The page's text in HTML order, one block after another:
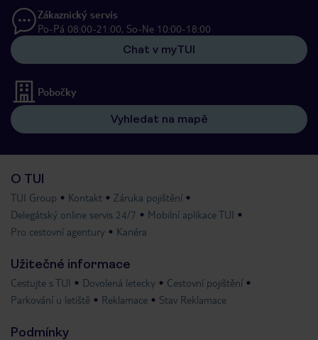
Zákaznický servis
Po-Pá 08:00-21:00, So-Ne 10:00-18:00
Chat v myTUI
Pobočky
Vyhledat na mapě
O TUI
TUI Group Kontakt
Záruka pojištění
Delegátský online servis 24/7
Mobilní aplikace TUI
Pro cestovní agentury
Kariéra
Užitečné informace
Cestujte s TUI Dovolená letecky
Cestovní pojištění
Parkování u letiště
Reklamace Stav Reklamace
Podmínky